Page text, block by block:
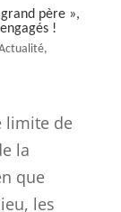
père »,
!
,
limite de
la
que
les